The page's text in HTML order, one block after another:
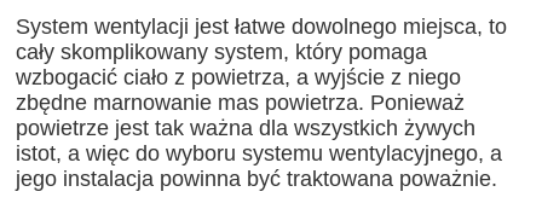
System wentylacji jest łatwe dowolnego miejsca, to
cały skomplikowany system, który pomaga
wzbogacić ciało z powietrza, a wyjście z niego
zbędne marnowanie mas powietrza. Ponieważ
powietrze jest tak ważna dla wszystkich żywych
istot, a więc do wyboru systemu wentylacyjnego, a
jego instalacja powinna być traktowana poważnie.